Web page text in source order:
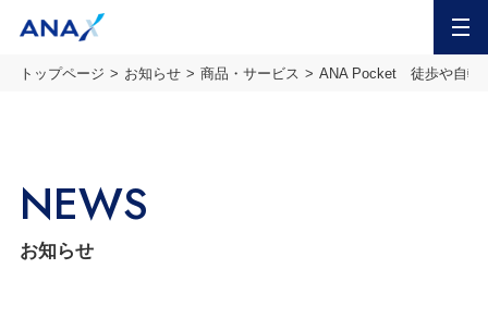
トップページ お知らせ 商品・サービス ANA Pocket 徒歩や自転
NEWS
お知らせ